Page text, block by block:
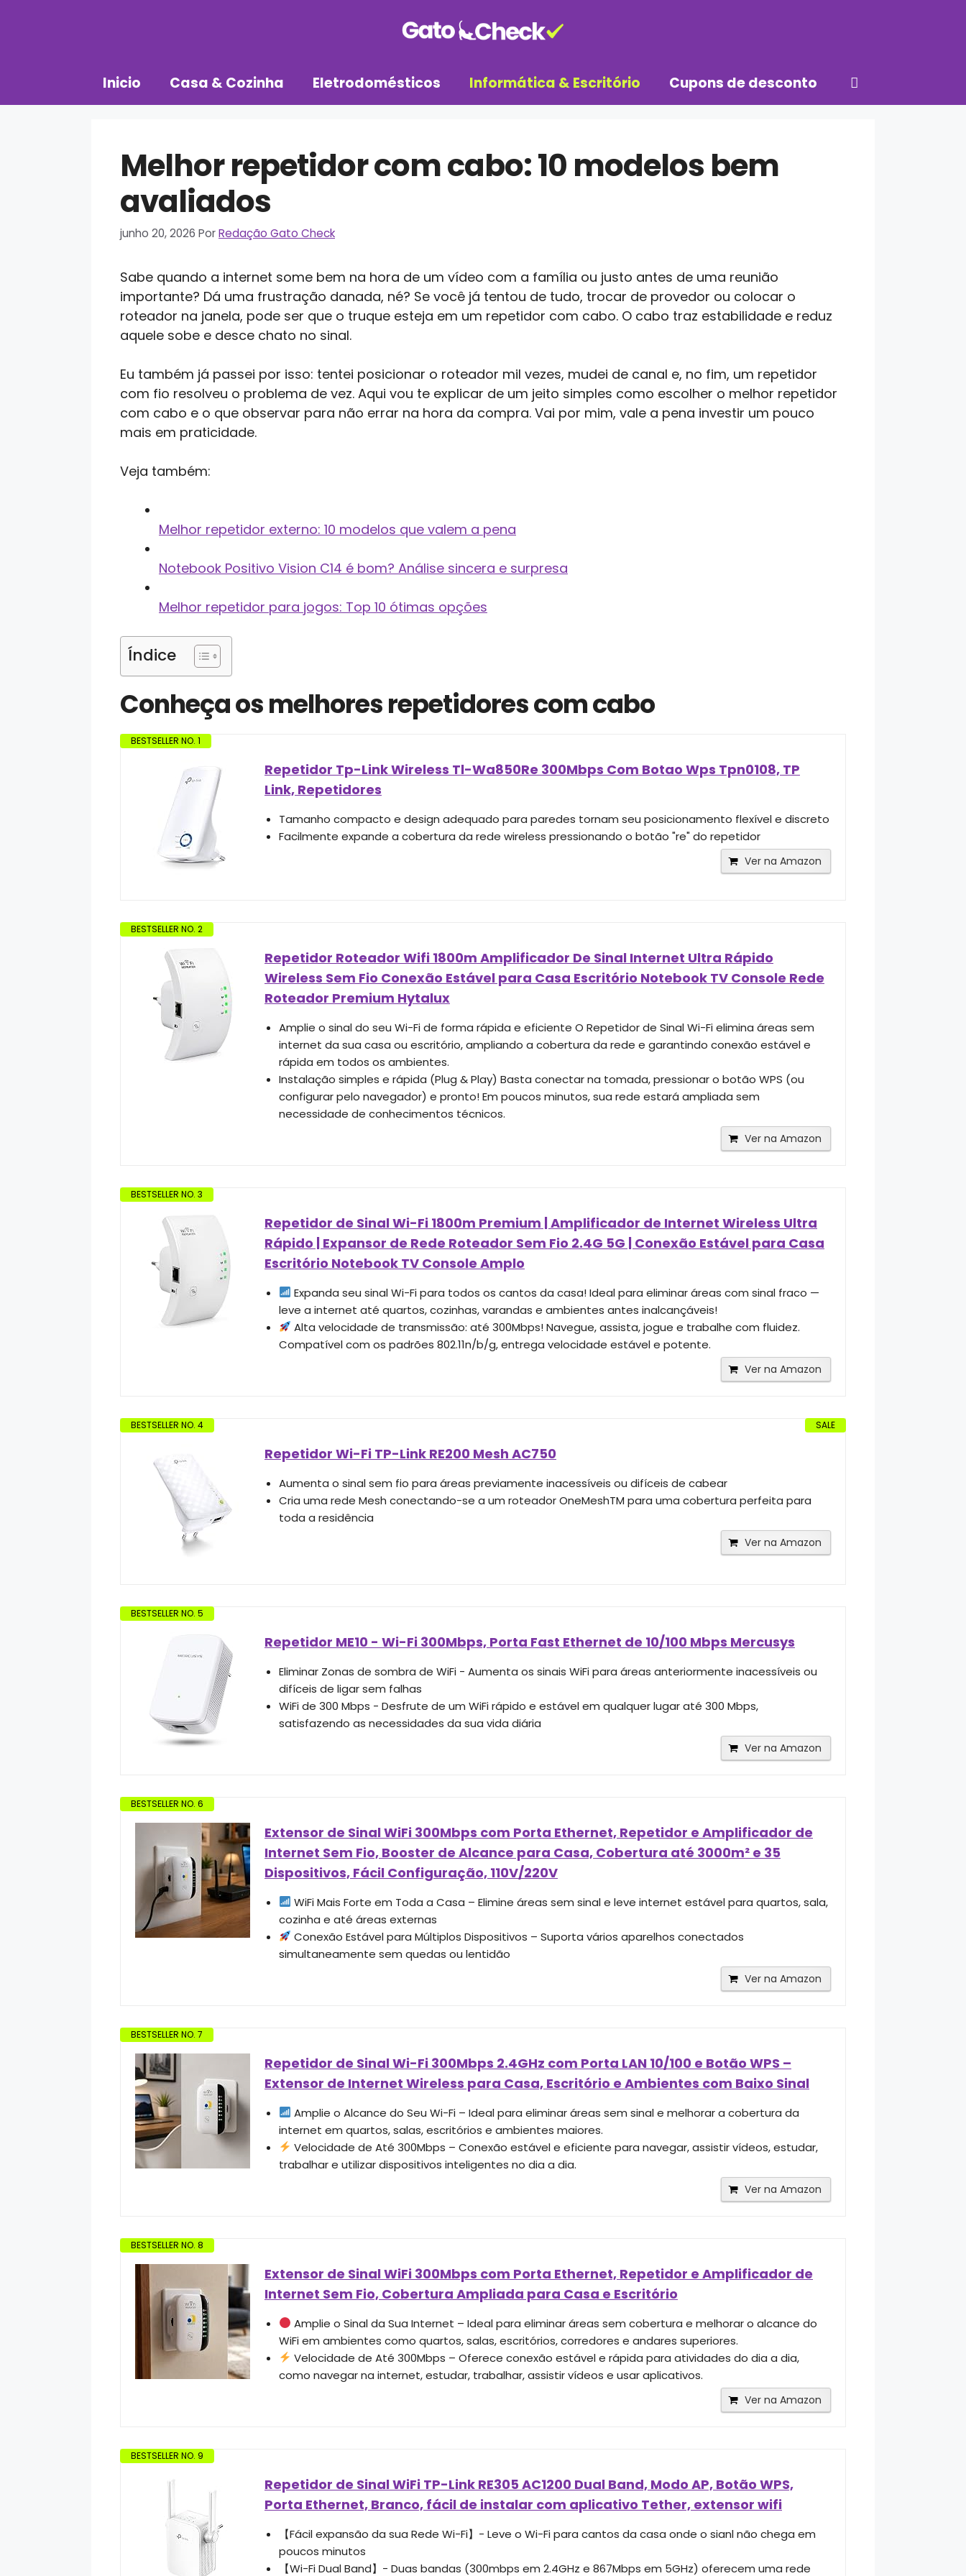
Inicio Casa & Cozinha Eletrodomésticos Informática & Escritório Cupons de desconto
Melhor repetidor com cabo: 10 modelos bem
avaliados
junho 20, 2026 PorRedação Gato Check
Sabe quando a internet some bem na hora de um vídeo com a família ou justo antes de uma reunião
importante? Dá uma frustração danada, né? Se você já tentou de tudo, trocar de provedor ou colocar o
roteador na janela, pode ser que o truque esteja em um repetidor com cabo. O cabo traz estabilidade e reduz
aquele sobe e desce chato no sinal.
Eu também já passei por isso: tentei posicionar o roteador mil vezes, mudei de canal e, no fim, um repetidor
com fio resolveu o problema de vez. Aqui vou te explicar de um jeito simples como escolher o melhor repetidor
com cabo e o que observar para não errar na hora da compra. Vai por mim, vale a pena investir um pouco
mais em praticidade.
Veja também:
Melhor repetidor externo: 10 modelos que valem a pena
Notebook Positivo Vision C14 é bom? Análise sincera e surpresa
Melhor repetidor para jogos: Top 10 ótimas opções
Índice
Conheça os melhores repetidores com cabo
BESTSELLER NO. 1
Repetidor Tp-Link Wireless Tl-Wa850Re 300Mbps Com Botao Wps Tpn0108, TP
Link, Repetidores
Tamanho compacto e design adequado para paredes tornam seu posicionamento flexível e discreto
Facilmente expande a cobertura da rede wireless pressionando o botão "re" do repetidor
Ver na Amazon
BESTSELLER NO. 2
Repetidor Roteador Wifi 1800m Amplificador De Sinal Internet Ultra Rápido
Wireless Sem Fio Conexão Estável para Casa Escritório Notebook TV Console Rede
Roteador Premium Hytalux
Amplie o sinal do seu Wi-Fi de forma rápida e eficiente O Repetidor de Sinal Wi-Fi elimina áreas sem
internet da sua casa ou escritório, ampliando a cobertura da rede e garantindo conexão estável e
rápida em todos os ambientes.
Instalação simples e rápida (Plug & Play) Basta conectar na tomada, pressionar o botão WPS (ou
configurar pelo navegador) e pronto! Em poucos minutos, sua rede estará ampliada sem
necessidade de conhecimentos técnicos.
Ver na Amazon
BESTSELLER NO. 3
Repetidor de Sinal Wi-Fi 1800m Premium | Amplificador de Internet Wireless Ultra
Rápido | Expansor de Rede Roteador Sem Fio 2.4G 5G | Conexão Estável para Casa
Escritório Notebook TV Console Amplo
Expanda seu sinal Wi-Fi para todos os cantos da casa! Ideal para eliminar áreas com sinal fraco —
leve a internet até quartos, cozinhas, varandas e ambientes antes inalcançáveis!
Alta velocidade de transmissão: até 300Mbps! Navegue, assista, jogue e trabalhe com fluidez.
Compatível com os padrões 802.11n/b/g, entrega velocidade estável e potente.
Ver na Amazon
SALE
BESTSELLER NO. 4
Repetidor Wi-Fi TP-Link RE200 Mesh AC750
Aumenta o sinal sem fio para áreas previamente inacessíveis ou difíceis de cabear
Cria uma rede Mesh conectando-se a um roteador OneMeshTM para uma cobertura perfeita para
toda a residência
Ver na Amazon
BESTSELLER NO. 5
Repetidor ME10 - Wi-Fi 300Mbps, Porta Fast Ethernet de 10/100 Mbps Mercusys
Eliminar Zonas de sombra de WiFi - Aumenta os sinais WiFi para áreas anteriormente inacessíveis ou
difíceis de ligar sem falhas
WiFi de 300 Mbps - Desfrute de um WiFi rápido e estável em qualquer lugar até 300 Mbps,
satisfazendo as necessidades da sua vida diária
Ver na Amazon
BESTSELLER NO. 6
Extensor de Sinal WiFi 300Mbps com Porta Ethernet, Repetidor e Amplificador de
Internet Sem Fio, Booster de Alcance para Casa, Cobertura até 3000m² e 35
Dispositivos, Fácil Configuração, 110V/220V
WiFi Mais Forte em Toda a Casa – Elimine áreas sem sinal e leve internet estável para quartos, sala,
cozinha e até áreas externas
Conexão Estável para Múltiplos Dispositivos – Suporta vários aparelhos conectados
simultaneamente sem quedas ou lentidão
Ver na Amazon
BESTSELLER NO. 7
Repetidor de Sinal Wi-Fi 300Mbps 2.4GHz com Porta LAN 10/100 e Botão WPS –
Extensor de Internet Wireless para Casa, Escritório e Ambientes com Baixo Sinal
Amplie o Alcance do Seu Wi-Fi – Ideal para eliminar áreas sem sinal e melhorar a cobertura da
internet em quartos, salas, escritórios e ambientes maiores.
Velocidade de Até 300Mbps – Conexão estável e eficiente para navegar, assistir vídeos, estudar,
trabalhar e utilizar dispositivos inteligentes no dia a dia.
Ver na Amazon
BESTSELLER NO. 8
Extensor de Sinal WiFi 300Mbps com Porta Ethernet, Repetidor e Amplificador de
Internet Sem Fio, Cobertura Ampliada para Casa e Escritório
Amplie o Sinal da Sua Internet – Ideal para eliminar áreas sem cobertura e melhorar o alcance do
WiFi em ambientes como quartos, salas, escritórios, corredores e andares superiores.
Velocidade de Até 300Mbps – Oferece conexão estável e rápida para atividades do dia a dia,
como navegar na internet, estudar, trabalhar, assistir vídeos e usar aplicativos.
Ver na Amazon
BESTSELLER NO. 9
Repetidor de Sinal WiFi TP-Link RE305 AC1200 Dual Band, Modo AP, Botão WPS,
Porta Ethernet, Branco, fácil de instalar com aplicativo Tether, extensor wifi
【Fácil expansão da sua Rede Wi-Fi】- Leve o Wi-Fi para cantos da casa onde o sianl não chega em
poucos minutos
【Wi-Fi Dual Band】- Duas bandas (300mbps em 2.4GHz e 867Mbps em 5GHz) oferecem uma rede